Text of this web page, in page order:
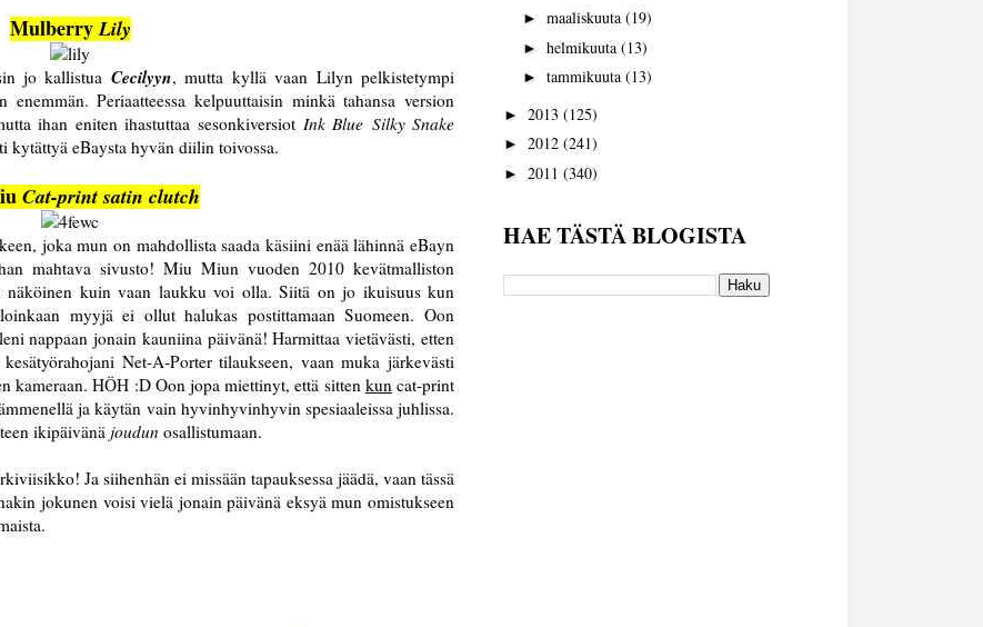
MulberryLily
jo kallistua Cecilyyn, mutta kyllä vaan Lilyn pelkistetympi
Periaatteessa kelpuuttaisin minkä tahansa version
ihan eniten ihastuttaa sesonkiversiotInk Blue Silky Snake
kytättyä eBaysta hyvän diilin toivossa.
Cat-print satin clutch
joka mun on mahdollista saada käsiini enää lähinnä eBayn
mahtava sivusto! Miu Miun vuoden 2010 kevätmalliston
kuin vaan laukku voi olla. Siitä on jo ikuisuus kun
myyjä ei ollut halukas postittamaan Suomeen. Oon
nappaan jonain kauniina päivänä! Harmittaa vietävästi, etten
Net-A-Porter tilaukseen, vaan muka järkevästi
kameraan. HÖH :D Oon jopa miettinyt, että sitten kun cat-print
ja käytän vain hyvinhyvinhyvin spesiaaleissa juhlissa.
ikipäivänä joudun osallistumaan.
Ja siihenhän ei missään tapauksessa jäädä, vaan tässä
jokunen voisi vielä jonain päivänä eksyä mun omistukseen
► maaliskuuta (19)
► helmikuuta (13)
► tammikuuta (13)
► 2013 (125)
► 2012 (241)
► 2011 (340)
HAE TÄSTÄ BLOGISTA